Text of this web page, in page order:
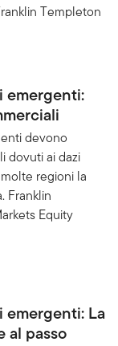
Templeton
emergenti:
devono
dovuti ai dazi
regioni la
Franklin
Equity
emergenti: La
al passo